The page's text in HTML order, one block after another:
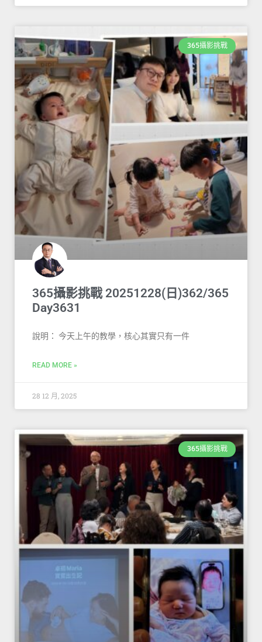
365攝影挑戰
365攝影挑戰 20251228(日)362/365
Day3631
說明： 今天上午的教學，核心其實只有一件
READ MORE »
28 12 月, 2025
365攝影挑戰